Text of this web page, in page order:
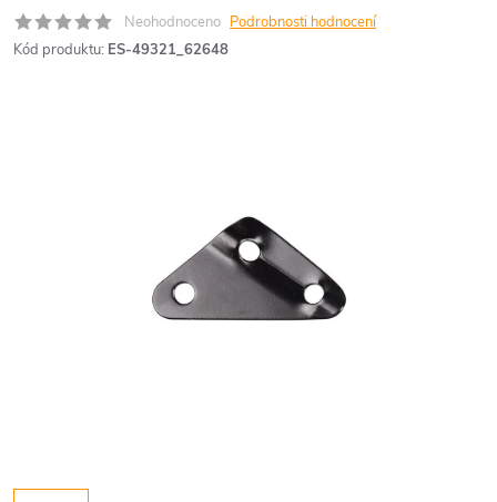
Neohodnoceno Podrobnosti hodnocení
Kód produktu: ES-49321_62648